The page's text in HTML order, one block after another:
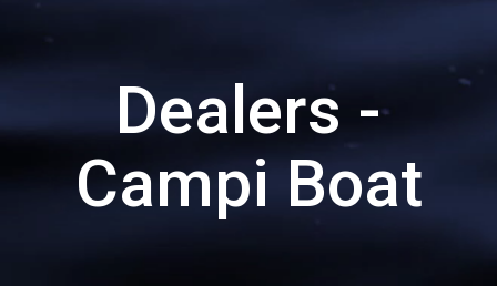
Dealers -
Campi Boat